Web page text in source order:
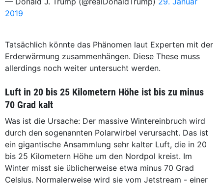
2019
Tatsächlich könnte das Phänomen laut Experten mit der
Erderwärmung zusammenhängen. Diese These muss
allerdings noch weiter untersucht werden.
Luft in 20 bis 25 Kilometern Höhe ist bis zu minus
70 Grad kalt
Was ist die Ursache: Der massive Wintereinbruch wird
durch den sogenannten Polarwirbel verursacht. Das ist
ein gigantische Ansammlung sehr kalter Luft, die in 20
bis 25 Kilometern Höhe um den Nordpol kreist. Im
Winter misst sie üblicherweise etwa minus 70 Grad
Celsius. Normalerweise wird sie vom Jetstream - einer